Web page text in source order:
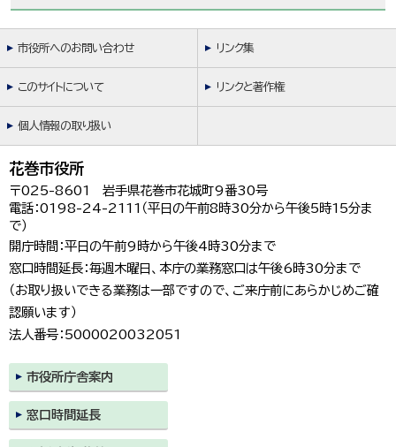
市役所へのお問い合わせ リンク集
このサイトについて リンクと著作権
個人情報の取り扱い
花巻市役所
〒025-8601 岩手県花巻市花城町9番30号
電話：0198-24-2111（平日の午前8時30分から午後5時15分ま
で）
開庁時間：平日の午前9時から午後4時30分まで
窓口時間延長：毎週木曜日、本庁の業務窓口は午後6時30分まで
（お取り扱いできる業務は一部ですので、ご来庁前にあらかじめご確
認願います）
法人番号：5000020032051
市役所庁舎案内
窓口時間延長